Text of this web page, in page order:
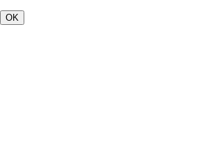
OK